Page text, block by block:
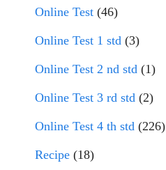
Online Test (46)
Online Test 1 std (3)
Online Test 2 nd std (1)
Online Test 3 rd std (2)
Online Test 4 th std (226)
Recipe (18)